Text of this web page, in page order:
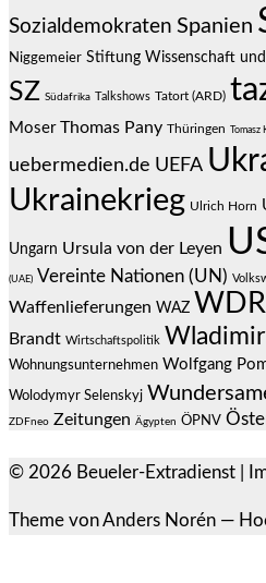
Sozialdemokraten Spanien
Niggemeier Stiftung Wissenschaft
SZ Südafrika Talkshows Tatort (ARD)
Moser Thomas Pany Thüringen Tomasz
uebermedien.de UEFA
Ukrainekrieg Ulrich Horn
Ungarn Ursula von der Leyen
(UAE) Vereinte Nationen (UN)
Waffenlieferungen WAZ WDR
Brandt Wirtschaftspolitik
Wohnungsunternehmen Wolfgang
Wolodymyr Selenskyj
ZDFneo Zeitungen Ägypten ÖPNV
© 2026 Beueler-Extradienst
Theme vonAnders Norén —